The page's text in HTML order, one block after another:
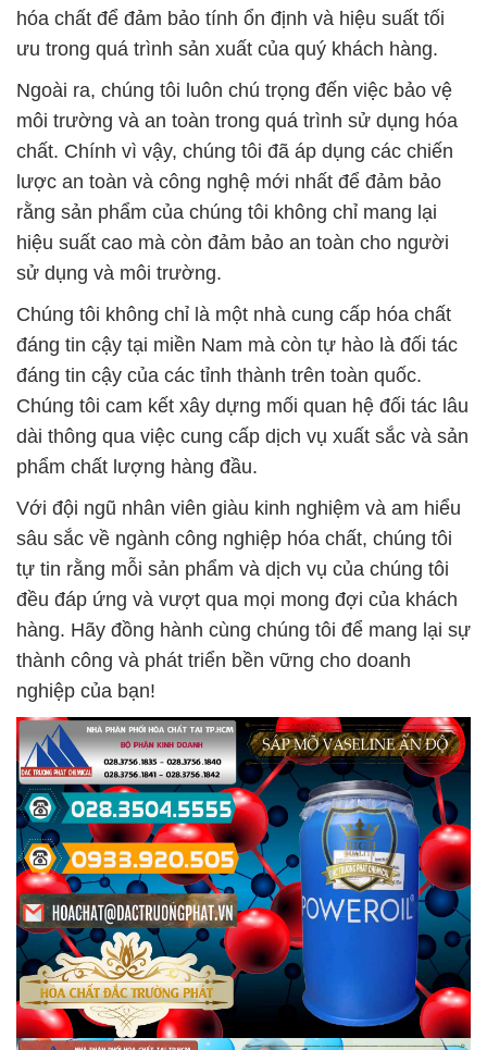
hóa chất để đảm bảo tính ổn định và hiệu suất tối
ưu trong quá trình sản xuất của quý khách hàng.
Ngoài ra, chúng tôi luôn chú trọng đến việc bảo vệ
môi trường và an toàn trong quá trình sử dụng hóa
chất. Chính vì vậy, chúng tôi đã áp dụng các chiến
lược an toàn và công nghệ mới nhất để đảm bảo
rằng sản phẩm của chúng tôi không chỉ mang lại
hiệu suất cao mà còn đảm bảo an toàn cho người
sử dụng và môi trường.
Chúng tôi không chỉ là một nhà cung cấp hóa chất
đáng tin cậy tại miền Nam mà còn tự hào là đối tác
đáng tin cậy của các tỉnh thành trên toàn quốc.
Chúng tôi cam kết xây dựng mối quan hệ đối tác lâu
dài thông qua việc cung cấp dịch vụ xuất sắc và sản
phẩm chất lượng hàng đầu.
Với đội ngũ nhân viên giàu kinh nghiệm và am hiểu
sâu sắc về ngành công nghiệp hóa chất, chúng tôi
tự tin rằng mỗi sản phẩm và dịch vụ của chúng tôi
đều đáp ứng và vượt qua mọi mong đợi của khách
hàng. Hãy đồng hành cùng chúng tôi để mang lại sự
thành công và phát triển bền vững cho doanh
nghiệp của bạn!